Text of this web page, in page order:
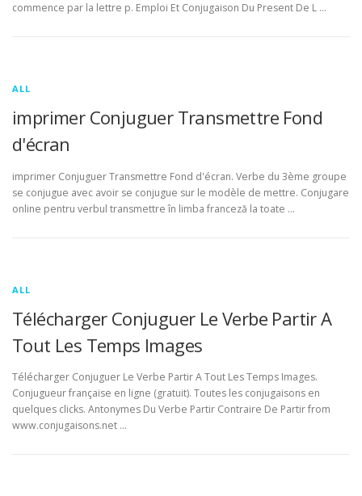
commence par la lettre p. Emploi Et Conjugaison Du Present De L …
ALL
imprimer Conjuguer Transmettre Fond
d'écran
imprimer Conjuguer Transmettre Fond d'écran. Verbe du 3ème groupe
se conjugue avec avoir se conjugue sur le modèle de mettre. Conjugare
online pentru verbul transmettre în limba franceză la toate …
ALL
Télécharger Conjuguer Le Verbe Partir A
Tout Les Temps Images
Télécharger Conjuguer Le Verbe Partir A Tout Les Temps Images.
Conjugueur française en ligne (gratuit). Toutes les conjugaisons en
quelques clicks. Antonymes Du Verbe Partir Contraire De Partir from
www.conjugaisons.net …